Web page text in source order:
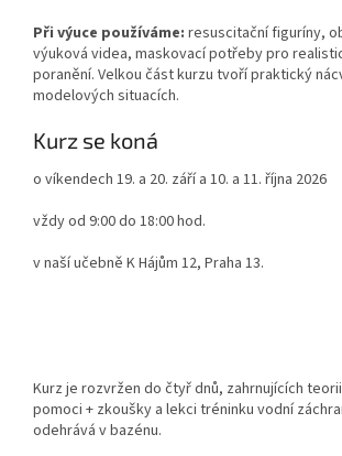
Při výuce používáme: resuscitační figuríny,
výuková videa, maskovací potřeby pro
poranění. Velkou část kurzu tvoří praktický
modelových situacích.
Kurz se koná
o víkendech 19. a 20. září a 10. a 11. října 2026
vždy od 9:00 do 18:00 hod.
v naší učebně K Hájům 12, Praha 13.
Kurz je rozvržen do čtyř dnů, zahrnujících
pomoci + zkoušky a lekci tréninku vodní
odehrává v bazénu.